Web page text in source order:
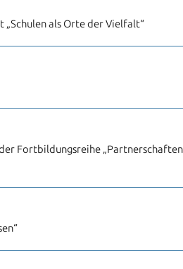
als Orte der Vielfalt“
Fortbildungsreihe